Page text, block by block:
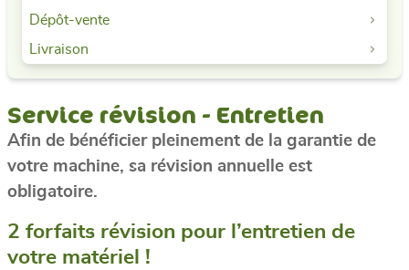
Dépôt-vente
Livraison
Service révision - Entretien
Afin de bénéficier pleinement de la garantie de
votre machine, sa révision annuelle est
obligatoire.
2 forfaits révision pour l’entretien de
votre matériel !